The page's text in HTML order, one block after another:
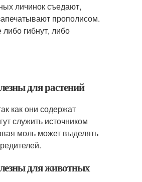
личинок съедают,
прополисом.
гибнут, либо
для растений
как они содержат
служить источником
моль может выделять
для животных